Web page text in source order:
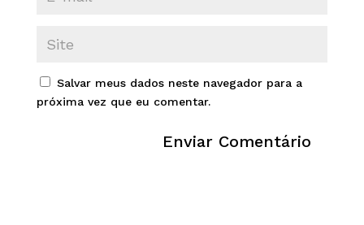
Salvar meus dados neste navegador para a
próxima vez que eu comentar.